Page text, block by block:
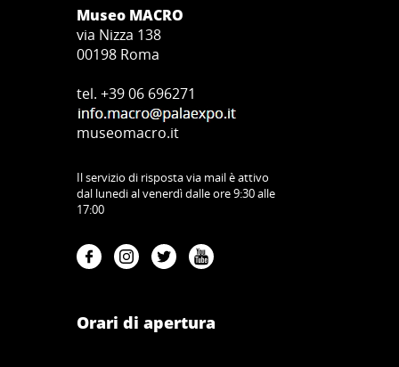
Museo MACRO
via Nizza 138
00198 Roma
tel. +39 06 696271
museomacro.it
Il servizio di risposta via mail è attivo
dal lunedi al venerdì dalle ore 9:30 alle
17:00
Orari di apertura